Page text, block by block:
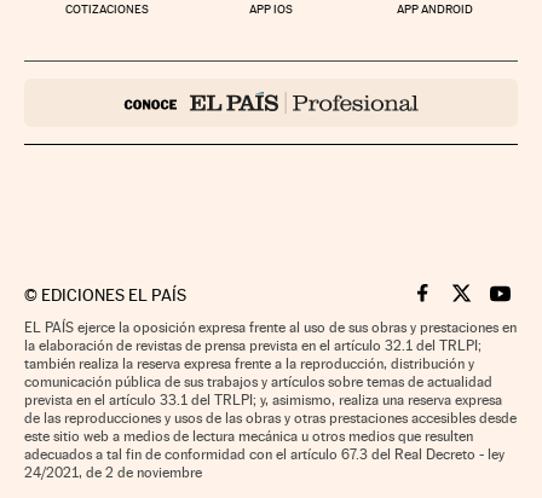
COTIZACIONES APP IOS APP ANDROID
© EDICIONES EL PAÍS Cinco Días en
Cinco Días
Cinco
EL PAÍS ejerce la oposición expresa frente al uso de sus obras y prestaciones en
la elaboración de revistas de prensa prevista en el artículo 32.1 del TRLPI;
también realiza la reserva expresa frente a la reproducción, distribución y
comunicación pública de sus trabajos y artículos sobre temas de actualidad
prevista en el artículo 33.1 del TRLPI; y, asimismo, realiza una reserva expresa
de las reproducciones y usos de las obras y otras prestaciones accesibles desde
este sitio web a medios de lectura mecánica u otros medios que resulten
adecuados a tal fin de conformidad con el artículo 67.3 del Real Decreto - ley
24/2021, de 2 de noviembre